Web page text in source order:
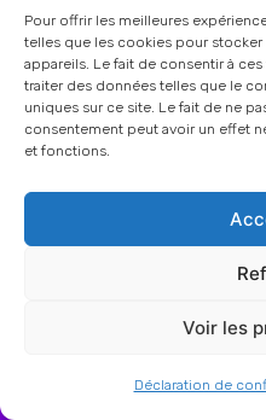
Pour offrir les meilleures
telles que les cookies pour
appareils. Le fait de consentir à
traiter des données telles que le
uniques sur ce site. Le fait de ne
consentement peut avoir un effet
et fonctions.
Voir les
Déclaration de
Depuis 2013,
développe des
référencement des
commerces.
2015 : passage en
développement du
sein du portail